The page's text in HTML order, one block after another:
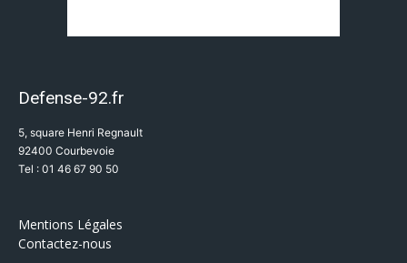
Defense-92.fr
5, square Henri Regnault
92400 Courbevoie
Tel : 01 46 67 90 50
Mentions Légales
Contactez-nous